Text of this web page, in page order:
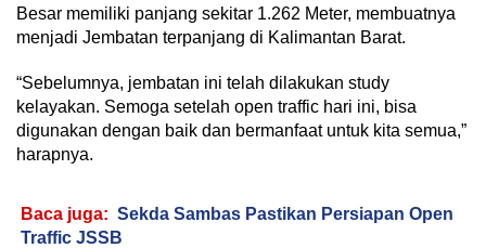
Besar memiliki panjang sekitar 1.262 Meter, membuatnya
menjadi Jembatan terpanjang di Kalimantan Barat.
“Sebelumnya, jembatan ini telah dilakukan study
kelayakan. Semoga setelah open traffic hari ini, bisa
digunakan dengan baik dan bermanfaat untuk kita semua,”
harapnya.
Baca juga: Sekda Sambas Pastikan Persiapan Open
Traffic JSSB